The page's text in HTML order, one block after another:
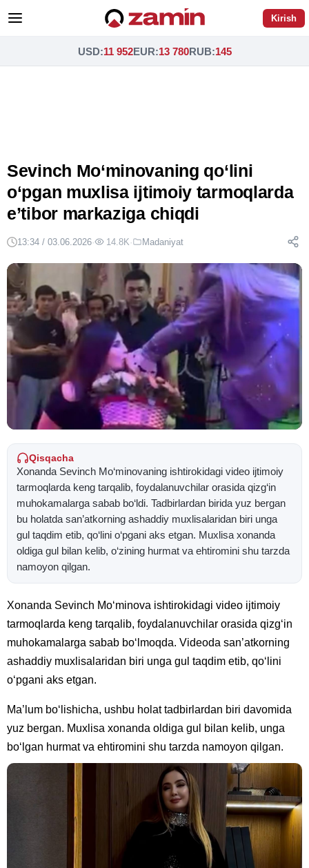
Kirish
USD:11 952EUR:13 780RUB:145
Sevinch Mo‘minovaning qo‘lini
o‘pgan muxlisa ijtimoiy tarmoqlarda
e’tibor markaziga chiqdi
13:34 / 03.06.2026· 14.8K· Madaniyat
Qisqacha
Xonanda Sevinch Mo‘minovaning ishtirokidagi video ijtimoiy
tarmoqlarda keng tarqalib, foydalanuvchilar orasida qizg‘in
muhokamalarga sabab bo‘ldi. Tadbirlardan birida yuz bergan
bu holatda san’atkorning ashaddiy muxlisalaridan biri unga
gul taqdim etib, qo‘lini o‘pgani aks etgan. Muxlisa xonanda
oldiga gul bilan kelib, o‘zining hurmat va ehtiromini shu tarzda
namoyon qilgan.
Xonanda Sevinch Mo‘minova ishtirokidagi video ijtimoiy
tarmoqlarda keng tarqalib, foydalanuvchilar orasida qizg‘in
muhokamalarga sabab bo‘lmoqda. Videoda san’atkorning
ashaddiy muxlisalaridan biri unga gul taqdim etib, qo‘lini
o‘pgani aks etgan.
Ma’lum bo‘lishicha, ushbu holat tadbirlardan biri davomida
yuz bergan. Muxlisa xonanda oldiga gul bilan kelib, unga
bo‘lgan hurmat va ehtiromini shu tarzda namoyon qilgan.